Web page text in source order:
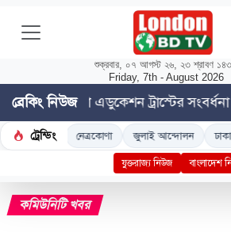
শুক্রবার, ০৭ আগস্ট ২৬, ২৩ শ্রাবণ
Friday, 7th - August 2026
ব্রেকিং নিউজ
এডুকেশন ট্রাস্টের সংবর্ধনা
ট্রেন্ডিং
নেত্রকোণা জুলাই আন্দোলন ঢাকা থেকে
যুক্তরাজ্য নিউজ বাংলাদেশ
কমিউনিটি খবর